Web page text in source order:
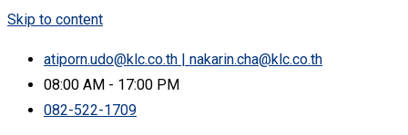
Skip to content
atiporn.udo@klc.co.th | nakarin.cha@klc.co.th
08:00 AM - 17:00 PM
082-522-1709